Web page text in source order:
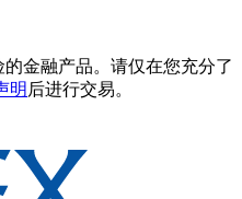
金融产品。请仅在您充分了
明 后进行交易。